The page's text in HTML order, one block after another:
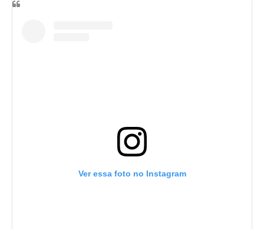
Ver essa foto no Instagram